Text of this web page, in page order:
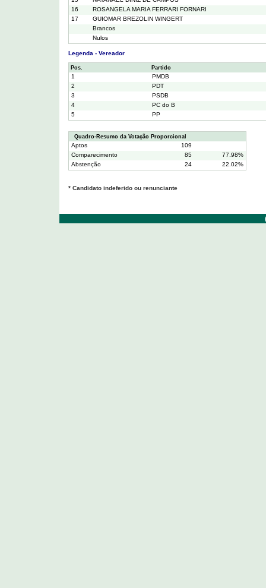
16
ROSANGELA MARIA FERRARI FORNARI
17
GUIOMAR BREZOLIN WINGERT
Brancos
Nulos
Legenda - Vereador
Pos. Partido
1
PMDB
2
PDT
3
PSDB
4
PC do B
5
PP
Quadro-Resumo da Votação Proporcional
Aptos
109
Comparecimento
85
77.98%
Abstenção
24 22.02%
* Candidato indeferido ou renunciante